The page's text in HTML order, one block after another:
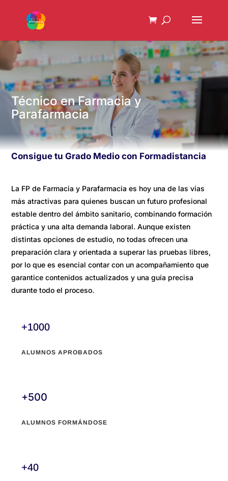
Técnico en Farmacia y
Parafarmacia
Consigue tu Grado Medio con Formadistancia
La FP de Farmacia y Parafarmacia es hoy una de las vías
más atractivas para quienes buscan un futuro profesional
estable dentro del ámbito sanitario, combinando formación
práctica y una alta demanda laboral. Aunque existen
distintas opciones de estudio, no todas ofrecen una
preparación clara y orientada a superar las pruebas libres,
por lo que es esencial contar con un acompañamiento que
garantice contenidos actualizados y una guía precisa
durante todo el proceso.
+1000
ALUMNOS APROBADOS
+500
ALUMNOS FORMÁNDOSE
+40